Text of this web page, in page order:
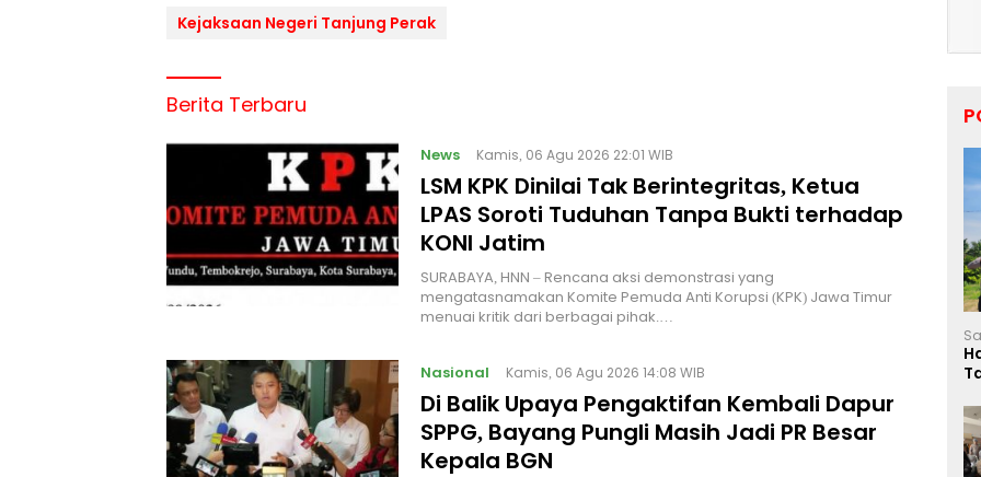
Kejaksaan Negeri Tanjung Perak
Berita Terbaru
News Kamis, 06 Agu 2026 22:01 WIB
LSM KPK Dinilai Tak Berintegritas, Ketua
LPAS Soroti Tuduhan Tanpa Bukti terhadap
KONI Jatim
SURABAYA, HNN – Rencana aksi demonstrasi yang
mengatasnamakan Komite Pemuda Anti Korupsi (KPK) Jawa Timur
menuai kritik dari berbagai pihak.…
Nasional Kamis, 06 Agu 2026 14:08 WIB
Di Balik Upaya Pengaktifan Kembali Dapur
SPPG, Bayang Pungli Masih Jadi PR Besar
Kepala BGN